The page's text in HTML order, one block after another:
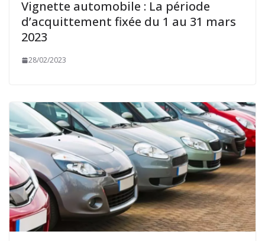
Vignette automobile : La période
d’acquittement fixée du 1 au 31 mars
2023
28/02/2023